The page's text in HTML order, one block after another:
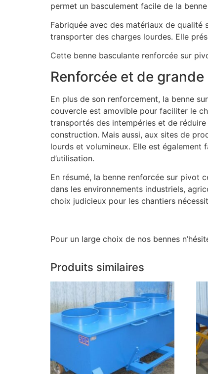
permet un basculement facile de la
Fabriquée avec des matériaux de
transporter des charges lourdes. Elle
Cette benne basculante renforcée sur
Renforcée et de
En plus de son renforcement, la benne
couvercle est amovible pour faciliter le
transportés des intempéries et de
construction. Mais aussi, aux sites de
lourds et volumineux. Elle est
d’utilisation.
En résumé, la benne renforcée sur pivot
dans les environnements industriels,
choix judicieux pour les chantiers
Pour un large choix de nos bennes
Produits similaires